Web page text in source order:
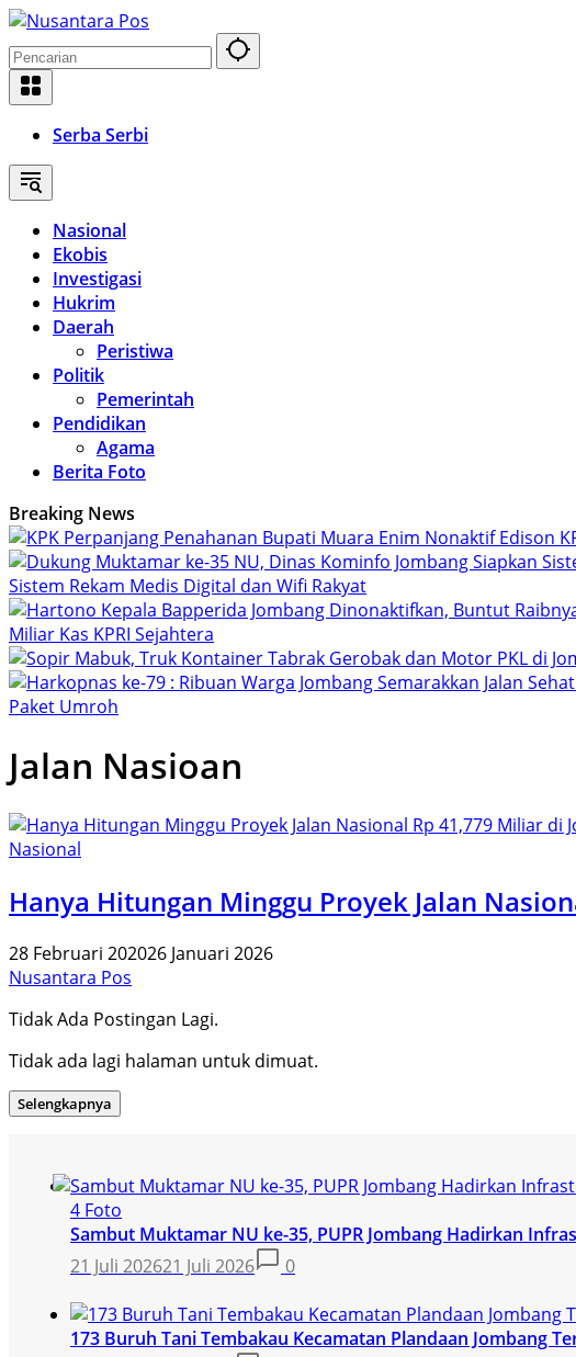
Langsung
ke
konten
Serba Serbi
Nasional
Ekobis
Investigasi
Hukrim
Daerah
Peristiwa
Politik
Pemerintah
Pendidikan
Agama
Berita Foto
Breaking News
Sistem Rekam Medis Digital dan Wifi Rakyat
Miliar Kas KPRI Sejahtera
Paket Umroh
Jalan Nasioan
Nasional
Hanya Hitungan Minggu Proyek Jalan
28 Februari 202026 Januari 2026
Nusantara Pos
Tidak Ada Postingan Lagi.
Tidak ada lagi halaman untuk dimuat.
Selengkapnya
4 Foto
Sambut Muktamar NU ke-35, PUPR Jombang Hadirkan
21 Juli 202621 Juli 2026 0
173 Buruh Tani Tembakau Kecamatan Plandaan Jombang